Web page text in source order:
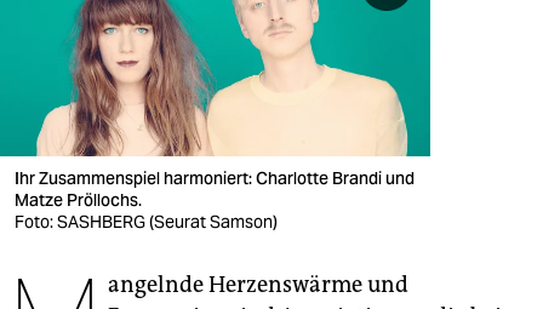
verlag
verlag
veranstaltungen
shop
unterstützen
Ihr Zusammenspiel harmoniert: Charlotte Brandi und
Matze Pröllochs.
Foto: SASHBERG (Seurat Samson)
angelnde Herzenswärme und